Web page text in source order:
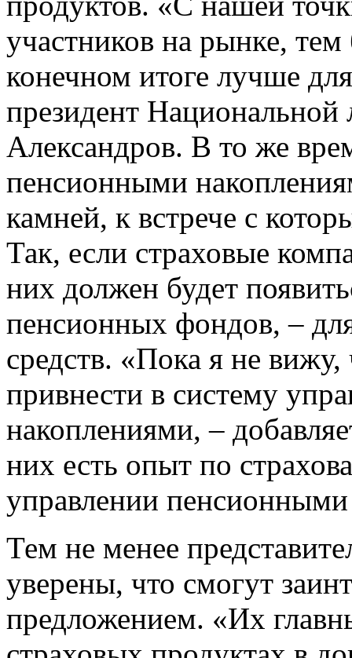
участников на рынке,
конечном итоге лучше
президент
Александров. В то же
пенсионными
камней, к встрече с
Так, если страховые
них должен будет
пенсионных фондов, –
средств. «Пока я не
привнести в систему
накоплениями, –
них есть опыт по
управлении
Тем не менее
уверены, что смогут
предложением. «Их